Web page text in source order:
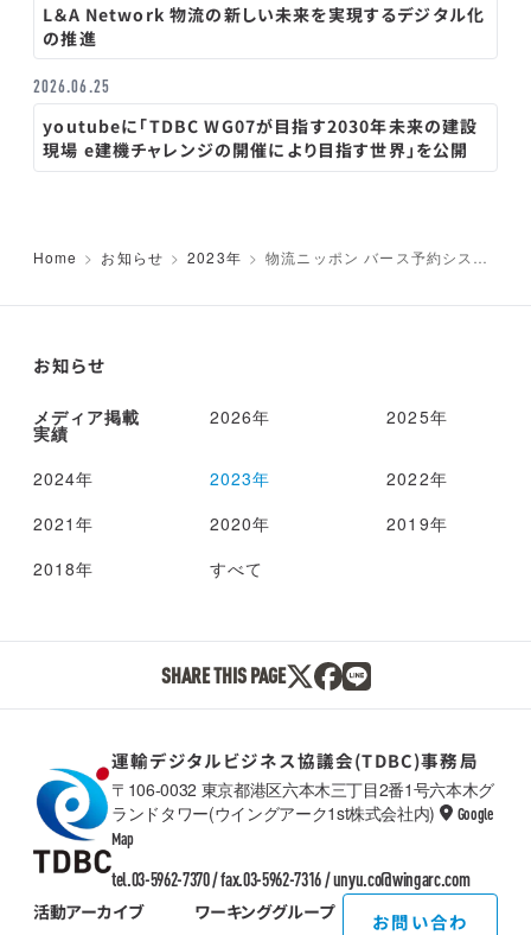
L＆A Network 物流の新しい未来を実現するデジタル化
の推進
2026.06.25
youtubeに「TDBC WG07が目指す2030年未来の建設
現場 e建機チャレンジの開催により目指す世界」を公開
Home お知らせ 2023年
物流ニッポン バース予約システ
お知らせ
メディア掲載
実績
2026年 2025年
2024年 2023年
2022年
2021年
2020年
2019年
2018年
すべて
SHARE THIS PAGE
TDBC
運輸デジタルビジネス協議会(TDBC)事務局
〒106-0032 東京都港区六本木三丁目2番1号六本木グ
ランドタワー(ウイングアーク1st株式会社内)
Google
Map
tel.03-5962-7370 / fax.03-5962-7316 /unyu.co@wingarc.com
活動アーカイブ ワーキンググループ
お問い合わ